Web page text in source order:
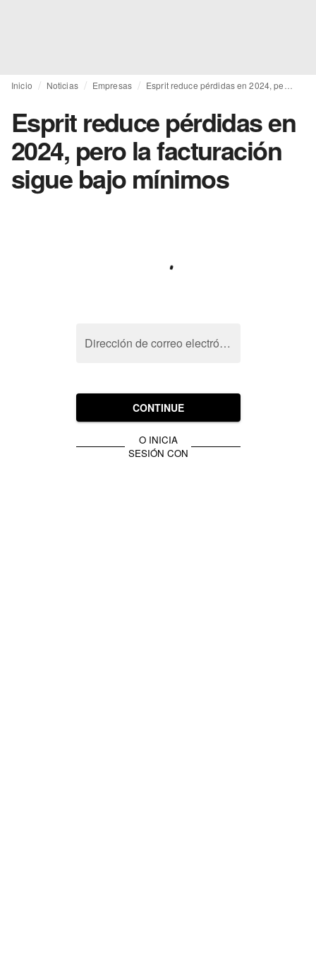
Inicio Noticias Empresas
Esprit reduce pérdidas en
2024, pero la facturación
sigue bajo mínimos
Dirección de correo electrónico
CONTINUE
O INICIA
SESIÓN CON